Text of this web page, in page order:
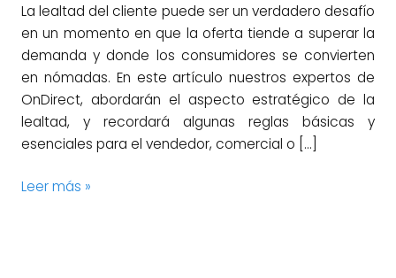
La lealtad del cliente puede ser un verdadero desafío
en un momento en que la oferta tiende a superar la
demanda y donde los consumidores se convierten
en nómadas. En este artículo nuestros expertos de
OnDirect, abordarán el aspecto estratégico de la
lealtad, y recordará algunas reglas básicas y
esenciales para el vendedor, comercial o […]
Leer más »